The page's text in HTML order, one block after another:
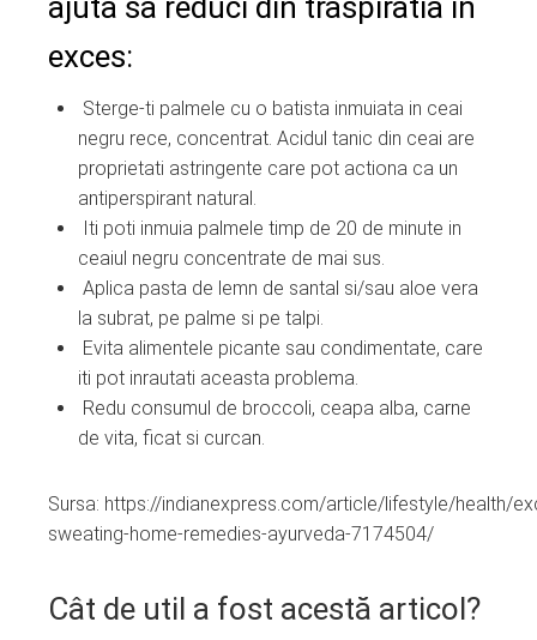
exces:
Sterge-ti palmele cu o batista inmuiata in ceai
negru rece, concentrat. Acidul tanic din ceai are
proprietati astringente care pot actiona ca un
antiperspirant natural.
Iti poti inmuia palmele timp de 20 de minute in
ceaiul negru concentrate de mai sus.
Aplica pasta de lemn de santal si/sau aloe vera
la subrat, pe palme si pe talpi.
Evita alimentele picante sau condimentate, care
iti pot inrautati aceasta problema.
Redu consumul de broccoli, ceapa alba, carne
de vita, ficat si curcan.
Sursa: https://indianexpress.com/article/lifestyle/health/
sweating-home-remedies-ayurveda-7174504/
Cât de util a fost acestă articol?